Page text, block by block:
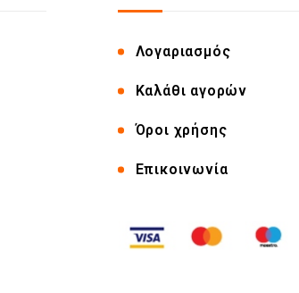
Λογαριασμός
Καλάθι αγορών
Όροι χρήσης
Επικοινωνία